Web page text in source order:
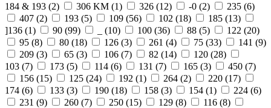
184 & 193 (2) 306 KM (1) 326 (12) -0 (2) 235 (6)
407 (2) 193 (5) 109 (56) 102 (18) 185 (13)
]136 (1) 90 (99) _ (10) 100 (36) 88 (5) 122 (20)
95 (8) 80 (18) 126 (3) 261 (4) 75 (33) 141 (9)
209 (3) 65 (3) 106 (7) 82 (14) 120 (28)
103 (7) 173 (5) 114 (6) 131 (7) 165 (3) 450 (7)
156 (15) 125 (24) 192 (1) 264 (2) 220 (17)
174 (6) 133 (3) 190 (18) 158 (3) 154 (1) 224 (6)
231 (9) 260 (7) 250 (15) 129 (8) 116 (8)